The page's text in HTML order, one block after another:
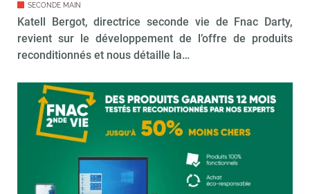
SECONDE MAIN
Katell Bergot, directrice seconde vie de Fnac Darty,
revient sur le développement de l’offre de produits
reconditionnés et nous détaille la…